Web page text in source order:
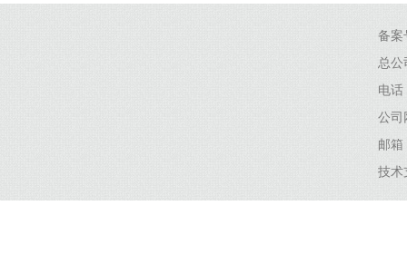
备案
总公
电
公司
邮
技术